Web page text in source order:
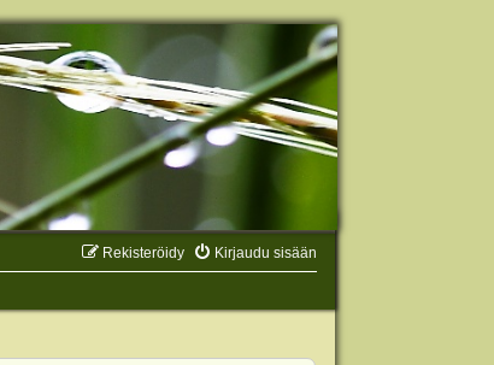
Kirjaudu sisään
Rekisteröidy